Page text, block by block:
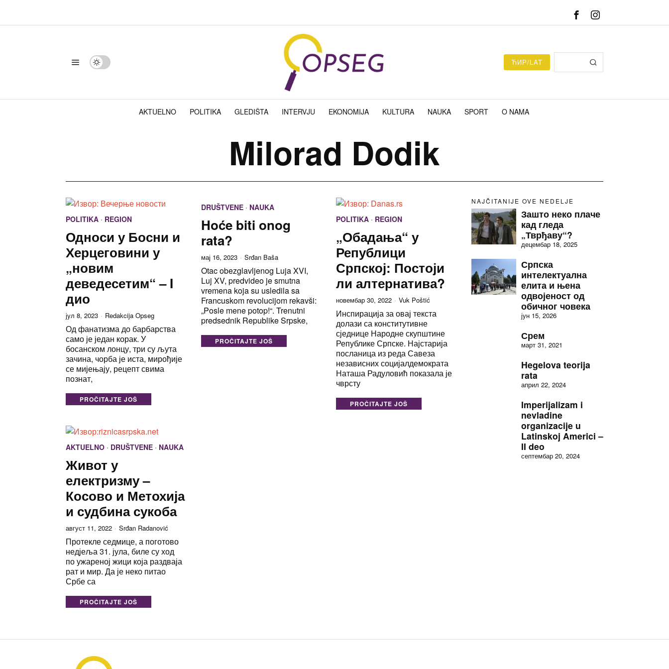
ЋИР/LAT
AKTUELNO POLITIKA GLEDIŠTA INTERVJU EKONOMIJA KULTURA NAUKA SPORT O NAMA
Milorad Dodik
POLITIKA · REGION
Односи у Босни и
Херцеговини у
„новим
деведесетим“ – I
дио
јул 8, 2023 Redakcija Opseg
Од фанатизма до барбарства
само је један корак. У
босанском лонцу, три су љута
зачина, чорба је иста, мирођије
се мијењају, рецепт свима
познат,
PROČITAJTE JOŠ
DRUŠTVENE · NAUKA
Hoće biti onog
rata?
мај 16, 2023 Srđan Baša
Otac obezglavljenog Luja XVI,
Luj XV, predvideo je smutna
vremena koja su usledila sa
Francuskom revolucijom rekavši:
„Posle mene potop!“. Trenutni
predsednik Republike Srpske,
PROČITAJTE JOŠ
POLITIKA · REGION
„Обадања“ у
Републици
Српској: Постоји
ли алтернатива?
новембар 30, 2022 Vuk Poštić
Инспирација за овај текста
долази са конститутивне
сједнице Народне скупштине
Републике Српске. Најстарија
посланица из реда Савеза
независних социјалдемократа
Наташа Радуловић показала је
чврсту
PROČITAJTE JOŠ
AKTUELNO · DRUŠTVENE · NAUKA
Живот у
електризму –
Косово и Метохија
и судбина сукоба
август 11, 2022 Srđan Radanović
Протекле седмице, а поготово
недјеља 31. јула, биле су ход
по ужареној жици која раздваја
рат и мир. Да је неко питао
Србе са
PROČITAJTE JOŠ
NAJČITANIJE OVE NEDELJE
Зашто неко плаче
кад гледа
„Тврђаву“?
децембар 18, 2025
Српска
интелектуална
елита и њена
одвојеност од
обичног човека
јун 15, 2026
Срем
март 31, 2021
Hegelova teorija
rata
април 22, 2024
Imperijalizam i
nevladine
organizacije u
Latinskoj Americi –
II deo
септембар 20, 2024